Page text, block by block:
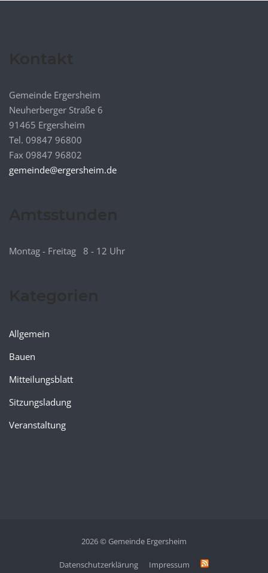
Gemeinde Ergersheim
Neuherberger Straße 6
91465 Ergersheim
Tel. 09847 96800
Fax 09847 96802
gemeinde@ergersheim.de
Montag - Freitag 8 - 12 Uhr
Allgemein
Bauen
Mitteilungsblatt
Sitzungsladung
Veranstaltung
2026 © Gemeinde Ergersheim
Datenschutzerklärung Impressum